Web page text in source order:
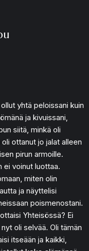
yhtä peloissani kuin
ja kivuissani,
siitä, minkä oli
ottanut jo jalat alleen
pirun armoille.
ei voinut luottaa.
miten olin
ja näyttelisi
poismenostani.
Yhteisössä? Ei
oli selvää. Oli tämän
itseään ja kaikki,